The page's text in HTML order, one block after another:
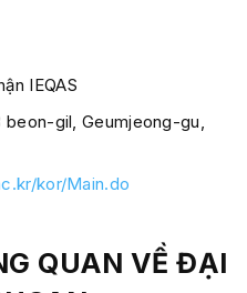
IEQAS
gil, Geumjeong-gu,
kor/Main.do
QUAN VỀ ĐẠI